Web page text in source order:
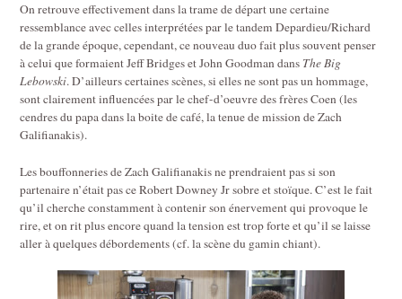
On retrouve effectivement dans la trame de départ une certaine
ressemblance avec celles interprétées par le tandem Depardieu/Richard
de la grande époque, cependant, ce nouveau duo fait plus souvent penser
à celui que formaient Jeff Bridges et John Goodman dans The Big
Lebowski. D’ailleurs certaines scènes, si elles ne sont pas un hommage,
sont clairement influencées par le chef-d’oeuvre des frères Coen (les
cendres du papa dans la boite de café, la tenue de mission de Zach
Galifianakis).
Les bouffonneries de Zach Galifianakis ne prendraient pas si son
partenaire n’était pas ce Robert Downey Jr sobre et stoïque. C’est le fait
qu’il cherche constamment à contenir son énervement qui provoque le
rire, et on rit plus encore quand la tension est trop forte et qu’il se laisse
aller à quelques débordements (cf. la scène du gamin chiant).